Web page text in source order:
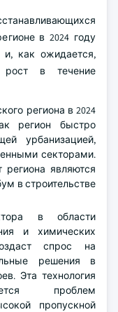
в 2024 году
как ожидается,
рост в течение
региона в 2024
регион быстро
урбанизацией,
секторами.
являются
в строительстве
в области
и химических
спрос на
решения в
Эта технология
проблем
пропускной